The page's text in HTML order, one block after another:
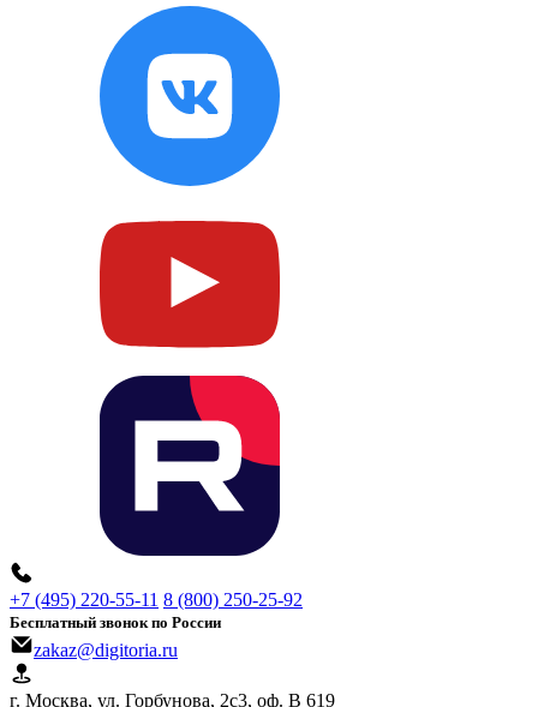
+7 (495) 220-55-11 8 (800) 250-25-92
Бесплатный звонок по России
zakaz@digitoria.ru
г. Москва, ул. Горбунова, 2с3, оф. B 619